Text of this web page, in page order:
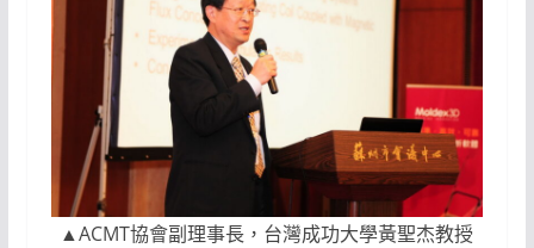
▲ACMT協會副理事長，台灣成功大學黃聖杰教授